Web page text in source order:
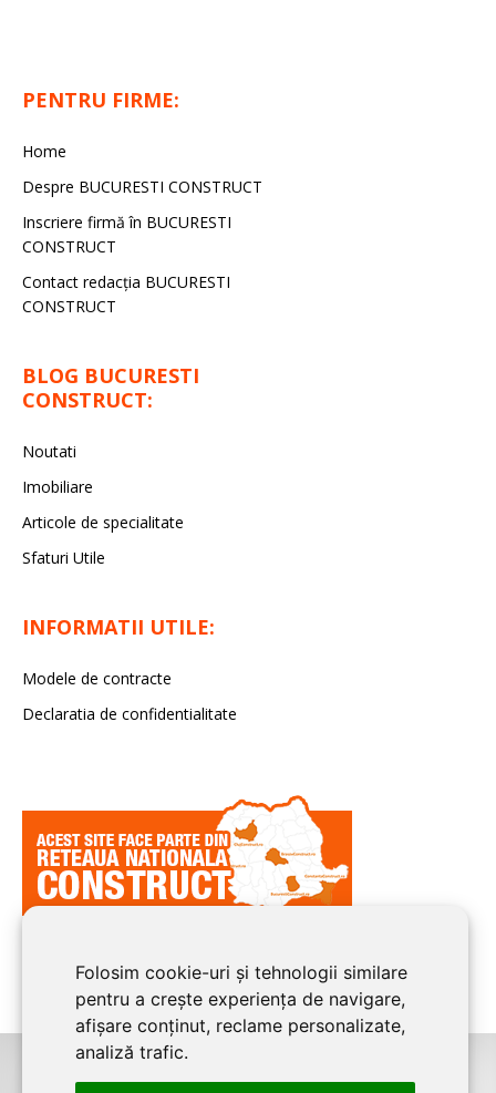
Folosim cookie-uri și tehnologii similare
pentru a crește experiența de navigare,
afișare conținut, reclame personalizate,
analiză trafic.
PENTRU FIRME:
Home
Despre BUCURESTI CONSTRUCT
Inscriere firmă în BUCURESTI
CONSTRUCT
Contact redacţia BUCURESTI
CONSTRUCT
BLOG BUCURESTI
CONSTRUCT:
Noutati
Imobiliare
Articole de specialitate
Sfaturi Utile
INFORMATII UTILE:
Modele de contracte
Declaratia de confidentialitate
BUCURESTI CONSTRUCTeste un serviciu de promovare online